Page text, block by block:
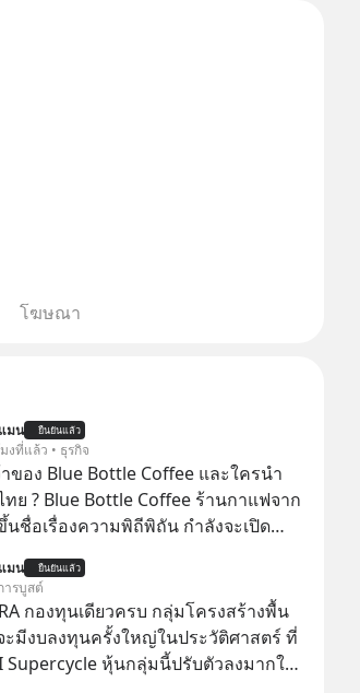
โฆษณา
มน ยืนยันแล้ว
งที่แล้ว • ธุรกิจ
าของ Blue Bottle Coffee และใครนำ
ทย ? Blue Bottle Coffee ร้านกาแฟจาก
นชื่อเรื่องความพิถีพิถัน กำลังจะเปิด
มน ยืนยันแล้ว
ารบูสต์
กองทุนเดียวครบ กลุ่มโครงสร้างพื้น
ะมีงบลงทุนครั้งใหญ่ในประวัติศาสตร์ ที่
Supercycle หุ้นกลุ่มนี้ปรับตัวลงมากใน